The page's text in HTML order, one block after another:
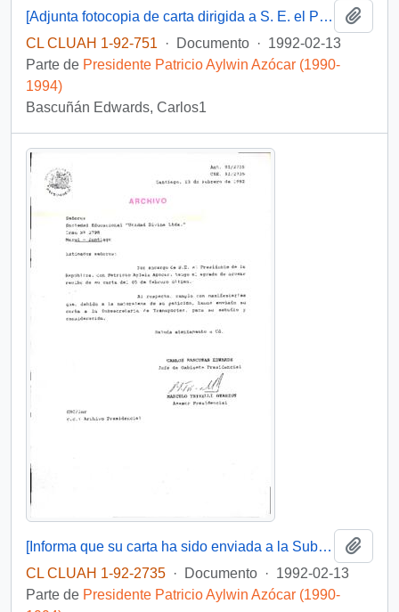
[Adjunta fotocopia de carta dirigida a S. E. el Presidente de la República, enviada por distintas Asociaciones Gremiales de transportistas de Coquimbo]
CL CLUAH 1-92-751
· Documento · 1992-02-13
Parte de Presidente Patricio Aylwin Azócar (1990-
1994)
Bascuñán Edwards, Carlos1
[Informa que su carta ha sido enviada a la Subsecretaría de Transporte]
CL CLUAH 1-92-2735 · Documento · 1992-02-13
Parte de Presidente Patricio Aylwin Azócar (1990-